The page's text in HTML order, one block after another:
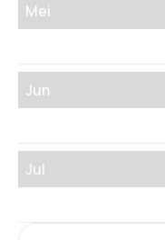
Mei
Jun
Jul